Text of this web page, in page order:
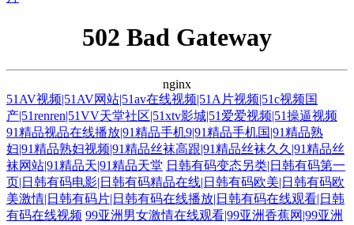
502 Bad Gateway
nginx
51AV视频|51AV网站|51av在线视频|51A片视频|51c视频国
产|51renren|51VV天堂社区|51xtv影城|51爱爱视频|51操逼视频
91精品视品在线播放|91精品手机9|91精品手机国|91精品熟
妇|91精品熟妇视频|91精品丝袜高跟|91精品丝袜久久|91精品丝
袜网站|91精品天|91精品天堂 日韩有码变态另类|日韩有码第一
页|日韩有码电影|日韩有码精品在线|日韩有码欧美|日韩有码欧
美激情|日韩有码片|日韩有码在线播放|日韩有码在线观看|日韩
有码在线视频 99亚洲男女激情在线观看|99亚洲香蕉网|99亚洲